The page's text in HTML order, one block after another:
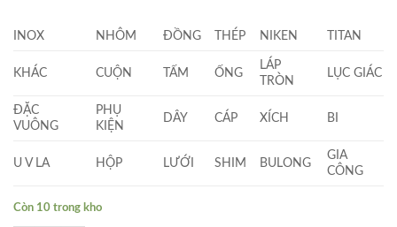
INOX NHÔM ĐỒNG THÉP NIKEN TITAN
KHÁC CUỘN TẤM ỐNG
LÁP
TRÒN
LỤC GIÁC
ĐẶC
VUÔNG
PHỤ
KIỆN
DÂY CÁP XÍCH BI
U V LA HỘP LƯỚI SHIM BULONG
GIA
CÔNG
Còn 10 trong kho